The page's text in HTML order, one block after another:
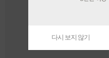
다시 보지 않기